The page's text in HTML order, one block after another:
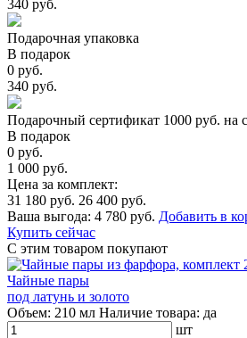
340 руб.
Подарочная упаковка
В подарок
0 руб.
340 руб.
Подарочный сертификат 1000 руб. на
В подарок
0 руб.
1 000 руб.
Цена за комплект:
31 180 руб. 26 400 руб.
Ваша выгода: 4 780 руб. Добавить в
Купить сейчас
С этим товаром покупают
Чайные пары
под латунь и золото
Объем: 210 мл Наличие товара: да
шт